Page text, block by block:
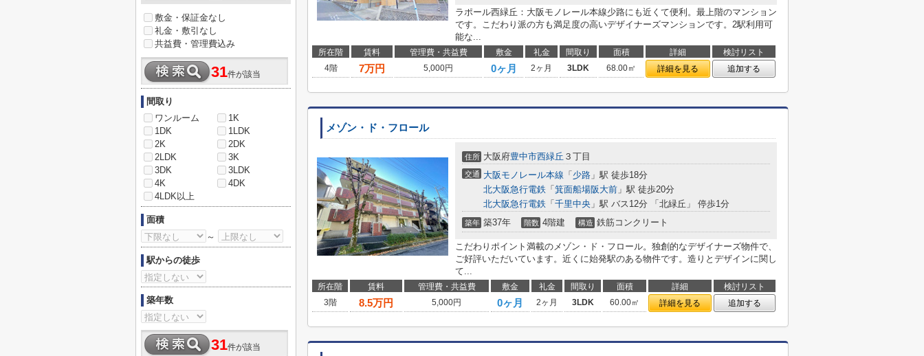
ラポール西緑丘：大阪モノレール本線少路にも近くて便利。最上階のマンション
です。こだわり派の方も満足度の高いデザイナーズマンションです。2駅利用可
能な...
所在階 賃料 管理費・共益費 敷金 礼金 間取り 面積 詳細
検討リスト
4階
7万円 5,000円 0ヶ月 2ヶ月 3LDK 68.00㎡ 詳細を見る 追加する
メゾン・ド・フロール
住所 大阪府豊中市西緑丘 ３丁目
交通 大阪モノレール本線 「 少路 」駅 徒歩18分
北大阪急行電鉄 「 箕面船場阪大前 」駅 徒歩20分
北大阪急行電鉄 「 千里中央 」駅 バス12分 「北緑丘」 停歩1分
築年 築37年 階数 4階建 構造 鉄筋コンクリート
こだわりポイント満載のメゾン・ド・フロール。独創的なデザイナーズ物件で、
ご好評いただいています。近くに始発駅のある物件です。造りとデザインに関し
て...
所在階 賃料 管理費・共益費 敷金 礼金 間取り 面積 詳細
検討リスト
3階
8.5万円 5,000円 0ヶ月 2ヶ月 3LDK 60.00㎡ 詳細を見る 追加する
敷金・保証金なし
礼金・敷引なし
共益費・管理費込み
31件が該当
間取り
ワンルーム
1K
1DK
1LDK
2K
2DK
2LDK
3K
3DK
3LDK
4K
4DK
4LDK以上
面積
～
駅からの徒歩
築年数
31件が該当